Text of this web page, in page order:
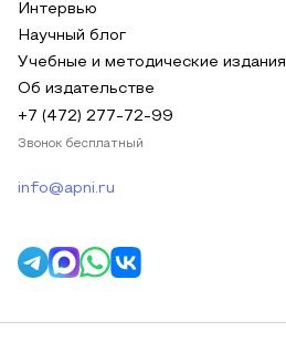
Интервью
Научный блог
Учебные и методические издания
Об издательстве
+7 (472) 277-72-99
Звонок бесплатный
info@apni.ru